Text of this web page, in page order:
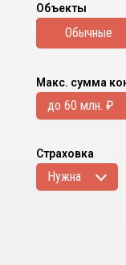
Объекты
Обычные
Макс. сумма
до 60 млн. ₽
Страховка
Нужна